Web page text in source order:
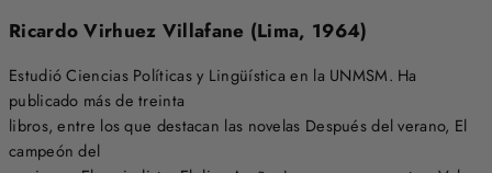
Ricardo Virhuez Villafane (Lima, 1964)
Estudió Ciencias Políticas y Lingüística en la UNMSM. Ha
publicado más de treinta
libros, entre los que destacan las novelas Después del verano, El
campeón del